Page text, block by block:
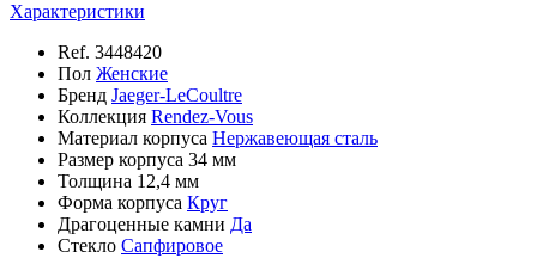
Характеристики
Ref. 3448420
Пол Женские
Бренд Jaeger-LeCoultre
Коллекция Rendez-Vous
Материал корпуса Нержавеющая сталь
Размер корпуса 34 мм
Толщина 12,4 мм
Форма корпуса Круг
Драгоценные камни Да
Стекло Сапфировое